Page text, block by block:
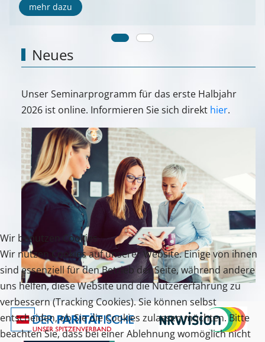
mehr dazu
Neues
Unser Seminarprogramm für das erste Halbjahr
2026 ist online. Informieren Sie sich direkt hier.
Wir benutzen Cookies
Wir nutzen Cookies auf unserer Website. Einige von ihnen
sind essenziell für den Betrieb der Seite, während andere
uns helfen, diese Website und die Nutzererfahrung zu
verbessern (Tracking Cookies). Sie können selbst
entscheiden, ob Sie die Cookies zulassen möchten. Bitte
beachten Sie, dass bei einer Ablehnung womöglich nicht